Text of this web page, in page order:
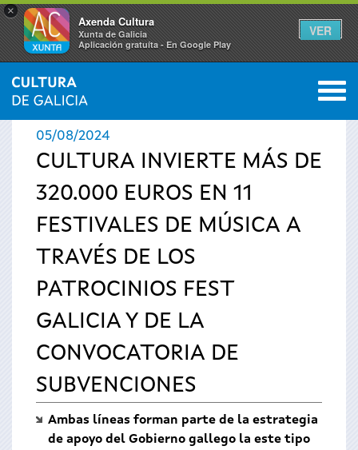
×
Axenda Cultura
Xunta de Galicia
Aplicación gratuíta - En Google Play
VER
Se
encuentra
usted
aquí
INICIO › ACTUALIDAD 0
05/08/2024
CULTURA INVIERTE MÁS DE
320.000 EUROS EN 11
FESTIVALES DE MÚSICA A
TRAVÉS DE LOS
PATROCINIOS FEST
GALICIA Y DE LA
CONVOCATORIA DE
SUBVENCIONES
Ambas líneas forman parte de la estrategia
de apoyo del Gobierno gallego la este tipo